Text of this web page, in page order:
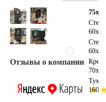
Отзывы о компании